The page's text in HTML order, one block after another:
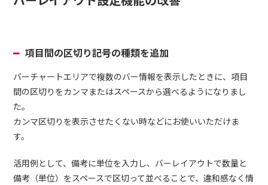
項目間の区切り記号の種類を追加
バーチャートエリアで複数のバー情報を表示したときに、項目
間の区切りをカンマまたはスペースから選べるようになりまし
た。
カンマ区切りを表示させたくない時などにお使いいただけま
す。
活用例として、備考に単位を入力し、バーレイアウトで数量と
備考（単位）をスペースで区切って並べることで、違和感なく情